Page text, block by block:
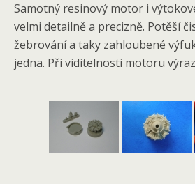
Samotný resinový motor i
velmi detailně a precizně. Potěší
žebrování a taky zahloubené
jedna. Při viditelnosti motoru